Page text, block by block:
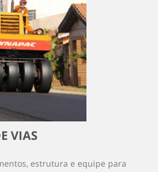
VIAS
estrutura e equipe para